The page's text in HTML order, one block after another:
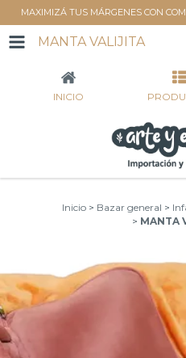
MAXIMIZÁ TUS MÁRGENES CON
MANTA VALIJITA
INICIO
Inicio > Bazar general >
> MANTA